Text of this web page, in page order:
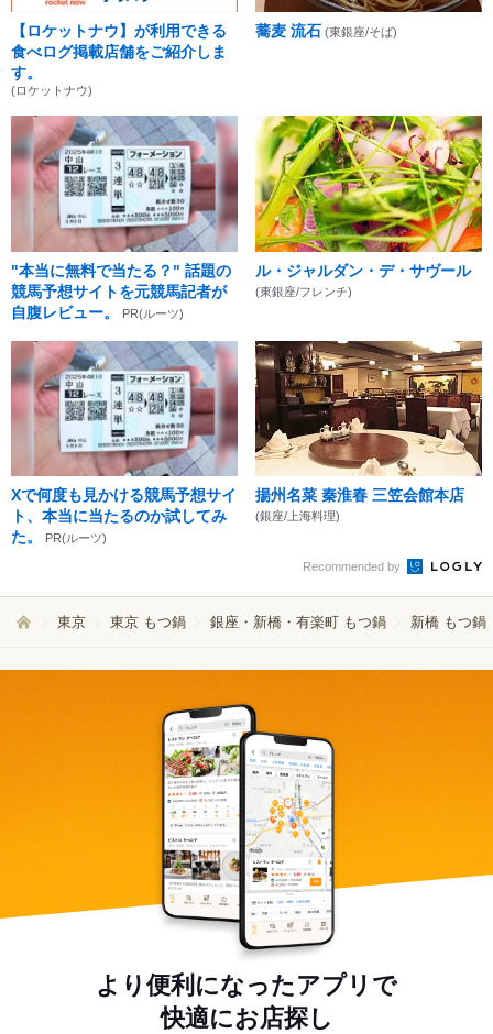
【ロケットナウ】が利用できる
食べログ掲載店舗をご紹介しま
す。
(ロケットナウ)
蕎麦 流石 (東銀座/そば)
"本当に無料で当たる？" 話題の
競馬予想サイトを元競馬記者が
自腹レビュー。
PR(ルーツ)
ル・ジャルダン・デ・サヴール
(東銀座/フレンチ)
Xで何度も見かける競馬予想サイ
ト、本当に当たるのか試してみ
た。
PR(ルーツ)
揚州名菜 秦淮春 三笠会館本店
(銀座/上海料理)
Recommended by
東京 東京 もつ鍋 銀座・新橋・有楽町 もつ鍋 新橋 もつ鍋
より便利になったアプリで
快適にお店探し